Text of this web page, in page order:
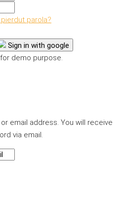
pierdut parola?
Sign in with google
demo purpose.
email address. You will receive
via email.